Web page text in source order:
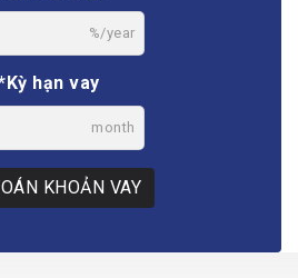
%/year
hạn vay
month
KHOẢN VAY